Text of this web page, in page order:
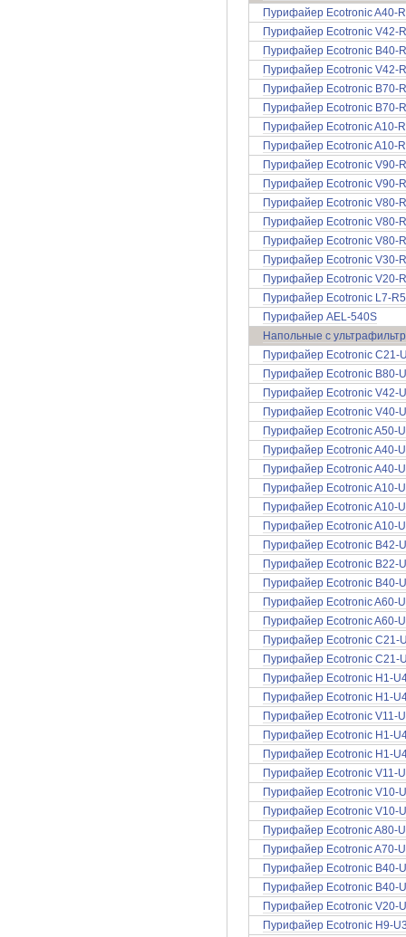
Пурифайер Ecotronic A40-
Пурифайер Ecotronic V42-
Пурифайер Ecotronic B40-
Пурифайер Ecotronic V42-
Пурифайер Ecotronic B70-
Пурифайер Ecotronic B70-
Пурифайер Ecotronic A10-
Пурифайер Ecotronic A10-
Пурифайер Ecotronic V90-
Пурифайер Ecotronic V90-
Пурифайер Ecotronic V80-
Пурифайер Ecotronic V80-
Пурифайер Ecotronic V80-
Пурифайер Ecotronic V30-
Пурифайер Ecotronic V20-
Пурифайер Ecotronic L7-
Пурифайер AEL-540S
Напольные с
Пурифайер Ecotronic C21-
Пурифайер Ecotronic B80-
Пурифайер Ecotronic V42-
Пурифайер Ecotronic V40-
Пурифайер Ecotronic A50-
Пурифайер Ecotronic A40-
Пурифайер Ecotronic A40-
Пурифайер Ecotronic A10-
Пурифайер Ecotronic A10-
Пурифайер Ecotronic A10-
Пурифайер Ecotronic B42-
Пурифайер Ecotronic B22-
Пурифайер Ecotronic B40-
Пурифайер Ecotronic A60-
Пурифайер Ecotronic A60-
Пурифайер Ecotronic C21-
Пурифайер Ecotronic C21-
Пурифайер Ecotronic H1-
Пурифайер Ecotronic H1-
Пурифайер Ecotronic V11-
Пурифайер Ecotronic H1-
Пурифайер Ecotronic H1-
Пурифайер Ecotronic V11-
Пурифайер Ecotronic V10-
Пурифайер Ecotronic V10-
Пурифайер Ecotronic A80-
Пурифайер Ecotronic A70-
Пурифайер Ecotronic B40-
Пурифайер Ecotronic B40-
Пурифайер Ecotronic V20-
Пурифайер Ecotronic H9-